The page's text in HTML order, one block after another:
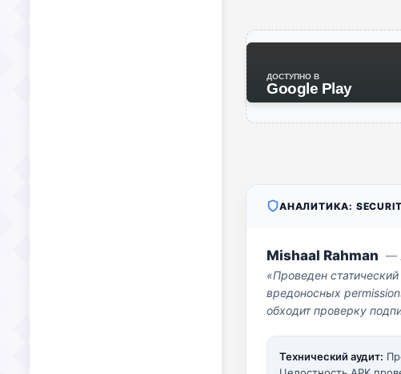
ДОСТУПНО В
Google Play
АНАЛИТИКА:
Mishaal Rahman —
«Проведен
вредоносных
обходит проверку
Технический аудит: